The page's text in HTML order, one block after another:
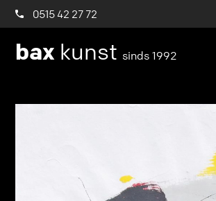
0515 42 27 72
bax kunst sinds 1992